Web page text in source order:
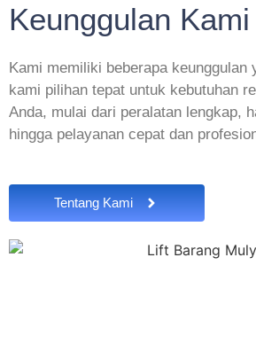
Keunggulan Kami
Kami memiliki beberapa keunggulan
kami pilihan tepat untuk kebutuhan
Anda, mulai dari peralatan lengkap,
hingga pelayanan cepat dan
Tentang Kami